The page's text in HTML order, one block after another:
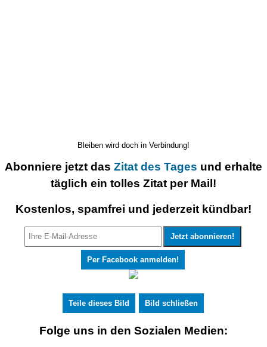
Bleiben wird doch in Verbindung!
Abonniere jetzt das Zitat des Tages und erhalte
täglich ein tolles Zitat per Mail!
Kostenlos, spamfrei und jederzeit kündbar!
Per Facebook anmelden!
Teile dieses Bild Bild schließen
Folge uns in den Sozialen Medien: